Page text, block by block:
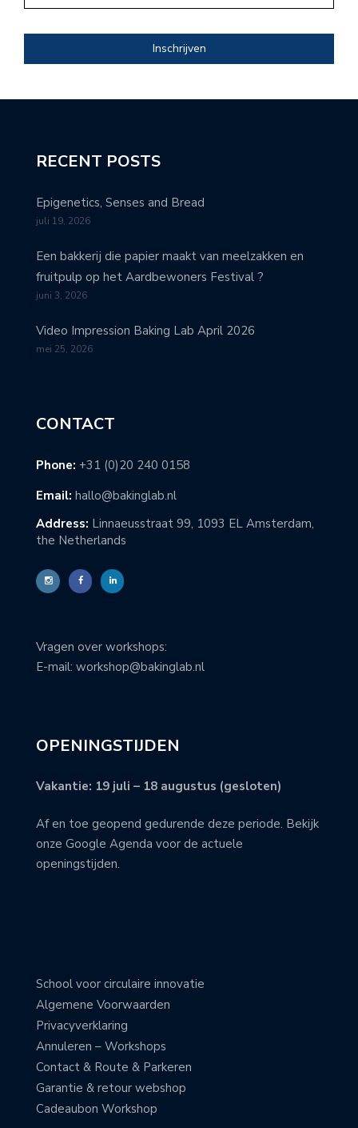
RECENT POSTS
Epigenetics, Senses and Bread
juli 19, 2026
Een bakkerij die papier maakt van meelzakken en
fruitpulp op het Aardbewoners Festival ?
juni 3, 2026
Video Impression Baking Lab April 2026
mei 25, 2026
CONTACT
Phone: +31 (0)20 240 0158
Email: hallo@bakinglab.nl
Address: Linnaeusstraat 99, 1093 EL Amsterdam,
the Netherlands
Vragen over workshops:
E-mail: workshop@bakinglab.nl
OPENINGSTIJDEN
Vakantie: 19 juli – 18 augustus (gesloten)
Af en toe geopend gedurende deze periode. Bekijk
onze Google Agenda voor de actuele
openingstijden.
School voor circulaire innovatie
Algemene Voorwaarden
Privacyverklaring
Annuleren – Workshops
Contact & Route & Parkeren
Garantie & retour webshop
Cadeaubon Workshop